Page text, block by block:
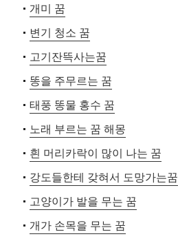
개미 꿈
변기 청소 꿈
고기잔뜩사는꿈
똥을 주무르는 꿈
태풍 똥물 홍수 꿈
노래 부르는 꿈 해몽
흰 머리카락이 많이 나는 꿈
강도들한테 갖혀서 도망가는꿈
고양이가 발을 무는 꿈
개가 손목을 무는 꿈